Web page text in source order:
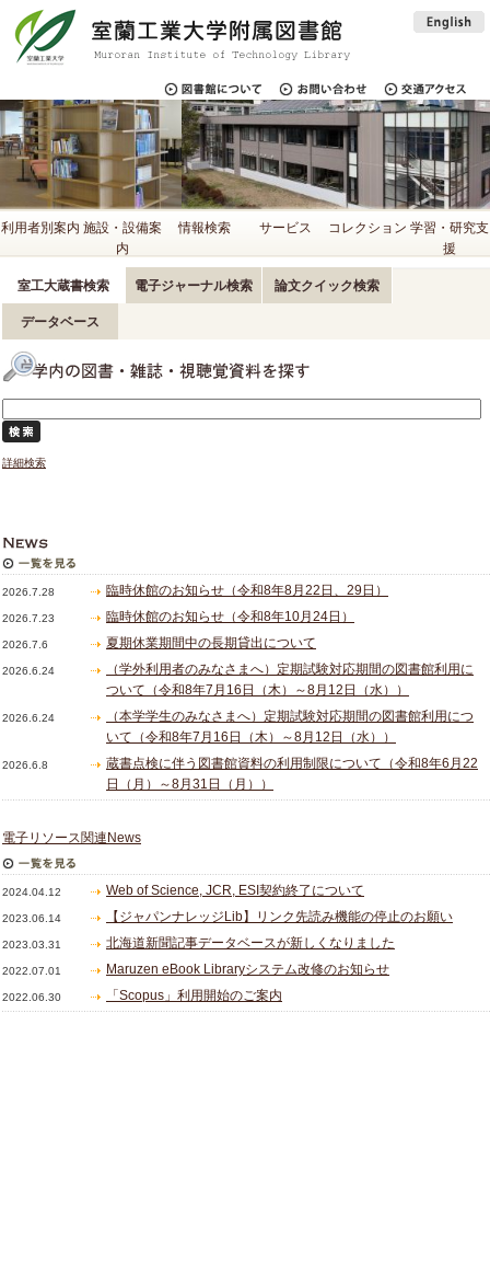
利用者別案内 施設・設備案
内
情報検索 サービス コレクション 学習・研究支
援
室工大蔵書検索 電子ジャーナル検索 論文クイック検索
データベース
詳細検索
2026.7.28 臨時休館のお知らせ（令和8年8月22日、29日）
2026.7.23 臨時休館のお知らせ（令和8年10月24日）
2026.7.6 夏期休業期間中の長期貸出について
2026.6.24
（学外利用者のみなさまへ）定期試験対応期間の図書館利用に
ついて（令和8年7月16日（木）～8月12日（水））
2026.6.24
（本学学生のみなさまへ）定期試験対応期間の図書館利用につ
いて（令和8年7月16日（木）～8月12日（水））
2026.6.8
蔵書点検に伴う図書館資料の利用制限について（令和8年6月22
日（月）～8月31日（月））
電子リソース関連News
2024.04.12 Web of Science, JCR, ESI契約終了について
2023.06.14 【ジャパンナレッジLib】リンク先読み機能の停止のお願い
2023.03.31 北海道新聞記事データベースが新しくなりました
2022.07.01 Maruzen eBook Libraryシステム改修のお知らせ
2022.06.30 「Scopus」利用開始のご案内